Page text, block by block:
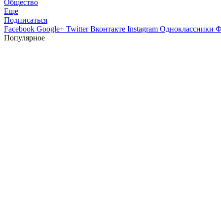
Общество
Еще
Подписаться
Facebook Google+ TwitterВконтакте Instagram Одноклассники
Популярное